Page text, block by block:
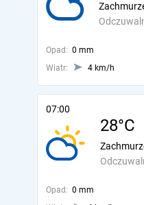
Opad: 0 mm
Wiatr:
4 km/h
07:00
28°C
Opad: 0 mm